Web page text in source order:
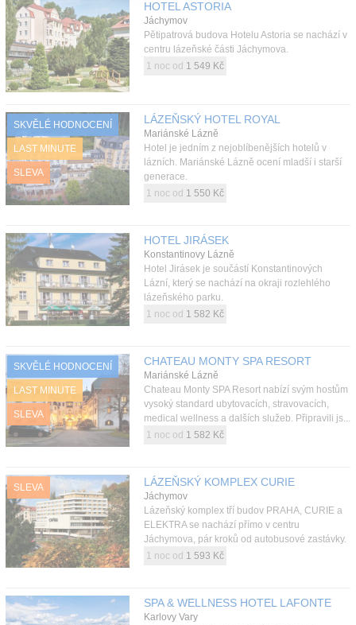
HOTEL ASTORIA
Jáchymov
Pětipatrová budova Hotelu Astoria se nachází v
centru lázeňské části Jáchymova.
1 noc od 1 549 Kč
SKVĚLÉ HODNOCENÍ
LAST MINUTE
SLEVA
LÁZEŇSKÝ HOTEL ROYAL
Mariánské Lázně
Hotel je jedním z nejoblíbenějších hotelů v
lázních. Mariánské Lázně ocení mladší i starší
generace.
1 noc od 1 550 Kč
HOTEL JIRÁSEK
Konstantinovy Lázně
Hotel Jirásek je součástí Konstantinových
Lázní, který se nachází na okraji rozlehlého
lázeňského parku.
1 noc od 1 582 Kč
SKVĚLÉ HODNOCENÍ
LAST MINUTE
SLEVA
CHATEAU MONTY SPA RESORT
Mariánské Lázně
Chateau Monty SPA Resort nabízí svým hostům
vysoký standard ubytovacích, stravovacích,
medical wellness a dalších služeb. Připravili js...
1 noc od 1 582 Kč
SLEVA LÁZEŇSKÝ KOMPLEX CURIE
Jáchymov
Lázeňský komplex tří budov PRAHA, CURIE a
ELEKTRA se nachází přímo v centru
Jáchymova, pár kroků od autobusové zastávky.
1 noc od 1 593 Kč
SPA & WELLNESS HOTEL LAFONTE
Karlovy Vary